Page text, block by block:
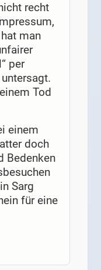
recht
man
per
Tod
einem
doch
Bedenken
Sarg
für eine